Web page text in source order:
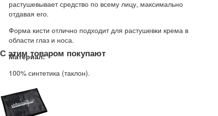
растушевывает средство по всему лицу, максимально
отдавая его.
Форма кисти отлично подходит для растушевки крема в
области глаз и носа.
Материал:
100% синтетика (таклон).
С этим товаром покупают